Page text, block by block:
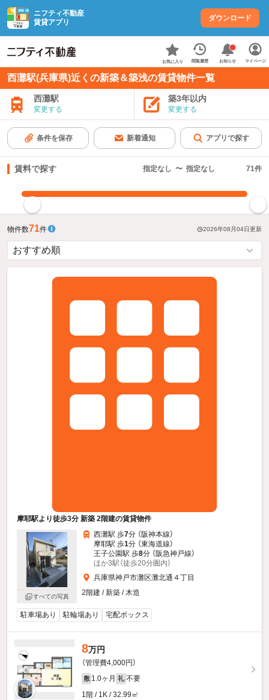
ニフティ不動産
賃貸アプリ
ダウンロード
お気に入り 閲覧履歴 お知らせ マイページ
西灘駅(兵庫県)近くの新築＆築浅の賃貸物件一覧
西灘駅
変更する
築3年以内
変更する
条件を保存 新着通知 アプリで探す
賃料で探す 指定なし 〜 指定なし 71件
物件数71件 2026年08月04日更新
摩耶駅より徒歩3分 新築 2階建の賃貸物件
すべての写真
西灘駅 歩7分 （阪神本線）
摩耶駅 歩1分 （東海道線）
王子公園駅 歩8分 （阪急神戸線）
ほか3駅（徒歩20分圏内）
兵庫県神戸市灘区灘北通４丁目
2階建 / 新築 / 木造
駐車場あり 駐輪場あり 宅配ボックス
8万円
（管理費4,000円）
敷 1.0ヶ月 礼 不要
1階 / 1K / 32.99㎡